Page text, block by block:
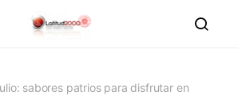
sabores patrios para disfrutar en